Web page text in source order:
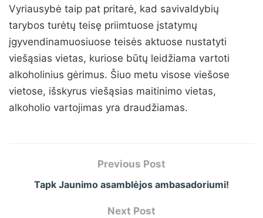
Vyriausybė taip pat pritarė, kad savivaldybių
tarybos turėtų teisę priimtuose įstatymų
įgyvendinamuosiuose teisės aktuose nustatyti
viešąsias vietas, kuriose būtų leidžiama vartoti
alkoholinius gėrimus. Šiuo metu visose viešose
vietose, išskyrus viešąsias maitinimo vietas,
alkoholio vartojimas yra draudžiamas.
Previous Post
Tapk Jaunimo asamblėjos ambasadoriumi!
Next Post